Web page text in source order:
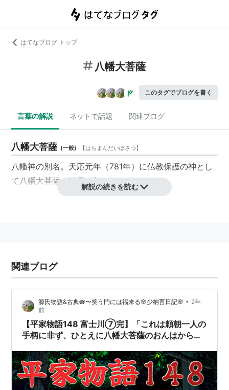
はてなブログ トップ
八幡大菩薩
このタグでブログを書く
言葉の解説 ネットで話題 関連ブログ
八幡大菩薩 (一般) 【はちまんだいぼさつ】
八幡神の別名。天応元年（781年）に仏教保護の神とし
て八幡大菩薩の神号が与えられている。
解説の続きを読む
関連ブログ
源氏物語&古典🪷〜笑う門には福来る🌸少納言日記🌸 • 2年
前
【平家物語148 富士川⑦完】「これは頼朝一人の
手柄に非ず、ひとえに八幡大菩薩のおんはから
失うこともなく勝利を得た武将の当然ともいえる
感慨であった。